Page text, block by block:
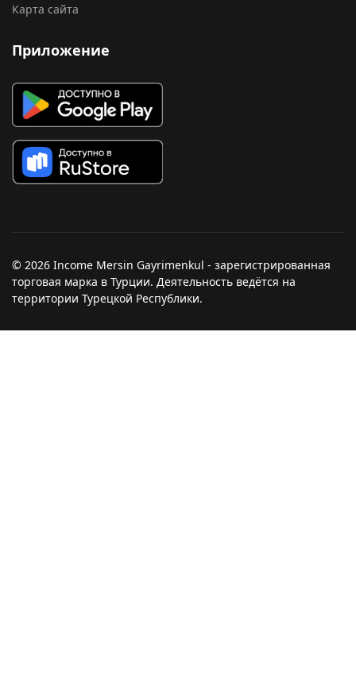
Карта сайта
Приложение
© 2026 Income Mersin Gayrimenkul - зарегистрированная
торговая марка в Турции. Деятельность ведётся на
территории Турецкой Республики.